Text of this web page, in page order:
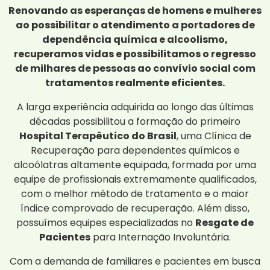
Renovando as esperanças de homens e mulheres
ao possibilitar o atendimento a portadores de
dependência química e alcoolismo,
recuperamos vidas e possibilitamos o regresso
de milhares de pessoas ao convívio social com
tratamentos realmente eficientes.
A larga experiência adquirida ao longo das últimas
décadas possibilitou a formação do primeiro
Hospital Terapêutico do Brasil, uma Clínica de
Recuperação para dependentes químicos e
alcoólatras altamente equipada, formada por uma
equipe de profissionais extremamente qualificados,
com o melhor método de tratamento e o maior
índice comprovado de recuperação. Além disso,
possuímos equipes especializadas no Resgate de
Pacientes para Internação Involuntária.
Com a demanda de familiares e pacientes em busca